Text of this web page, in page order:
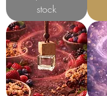
stock